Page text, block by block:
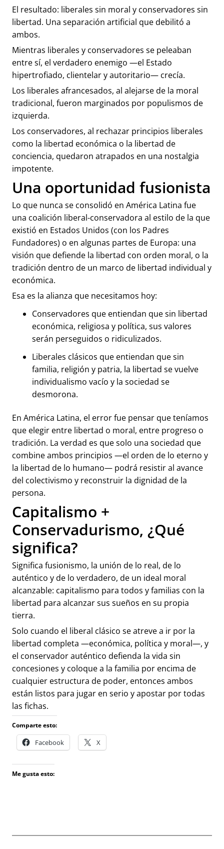
El resultado: liberales sin moral y conservadores sin
libertad. Una separación artificial que debilitó a
ambos.
Mientras liberales y conservadores se peleaban
entre sí, el verdadero enemigo —el Estado
hipertrofiado, clientelar y autoritario— crecía.
Los liberales afrancesados, al alejarse de la moral
tradicional, fueron marginados por populismos de
izquierda.
Los conservadores, al rechazar principios liberales
como la libertad económica o la libertad de
conciencia, quedaron atrapados en una nostalgia
impotente.
Una oportunidad fusionista
Lo que nunca se consolidó en América Latina fue
una coalición liberal-conservadora al estilo de la que
existió en Estados Unidos (con los Padres
Fundadores) o en algunas partes de Europa: una
visión que defiende la libertad con orden moral, o la
tradición dentro de un marco de libertad individual y
económica.
Esa es la alianza que necesitamos hoy:
Conservadores que entiendan que sin libertad
económica, religiosa y política, sus valores
serán perseguidos o ridiculizados.
Liberales clásicos que entiendan que sin
familia, religión y patria, la libertad se vuelve
individualismo vacío y la sociedad se
desmorona.
En América Latina, el error fue pensar que teníamos
que elegir entre libertad o moral, entre progreso o
tradición. La verdad es que solo una sociedad que
combine ambos principios —el orden de lo eterno y
la libertad de lo humano— podrá resistir al avance
del colectivismo y reconstruir la dignidad de la
persona.
Capitalismo +
Conservadurismo, ¿Qué
significa?
Significa fusionismo, la unión de lo real, de lo
auténtico y de lo verdadero, de un ideal moral
alcanzable: capitalismo para todos y familias con la
libertad para alcanzar sus sueños en su propia
tierra.
Solo cuando el liberal clásico se atreve a ir por la
libertad completa —económica, política y moral—, y
el conservador auténtico defienda la vida sin
concesiones y coloque a la familia por encima de
cualquier estructura de poder, entonces ambos
están listos para jugar en serio y apostar por todas
las fichas.
Comparte esto:
Facebook X
Me gusta esto: